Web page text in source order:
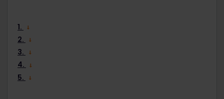
1.
2.
3.
4.
5.